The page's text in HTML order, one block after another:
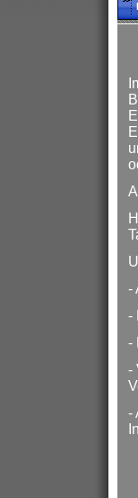
-
-
-
-
-